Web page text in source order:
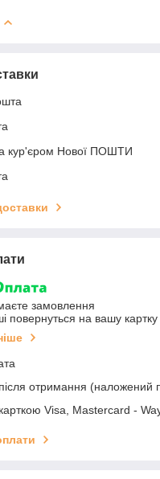
кур'єром Нової ПОШТИ
замовлення
повернуться на вашу картку
отримання (наложений
Visa, Mastercard -